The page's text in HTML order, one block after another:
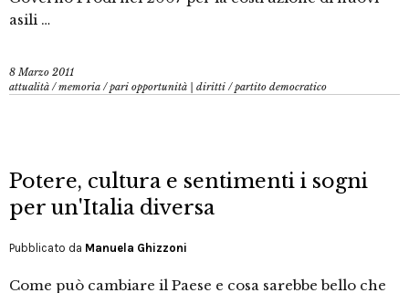
asili …
8 Marzo 2011
attualità /memoria /pari opportunità | diritti /partito democratico
Potere, cultura e sentimenti i sogni
per un'Italia diversa
Pubblicato da Manuela Ghizzoni
Come può cambiare il Paese e cosa sarebbe bello che